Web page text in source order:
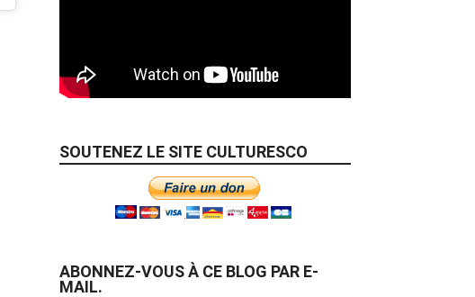
SOUTENEZ LE SITE CULTURESCO
ABONNEZ-VOUS À CE BLOG PAR E-
MAIL.